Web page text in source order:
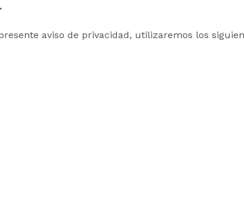
aviso de privacidad, utilizaremos los